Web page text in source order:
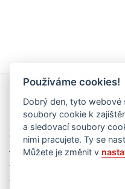
Rychlé odkazy
Elektronická žákovská
Jídelní lístek
Používáme cookies!
Dobrý den, tyto webové
soubory cookie k
a sledovací soubory
nimi pracujete. Ty se
Můžete je změnit v